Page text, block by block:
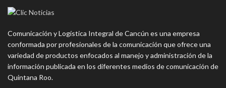
Comunicación y Logística Integral de Cancún es una empresa
conformada por profesionales de la comunicación que ofrece una
variedad de productos enfocados al manejo y administración de la
información publicada en los diferentes medios de comunicación de
Quintana Roo.